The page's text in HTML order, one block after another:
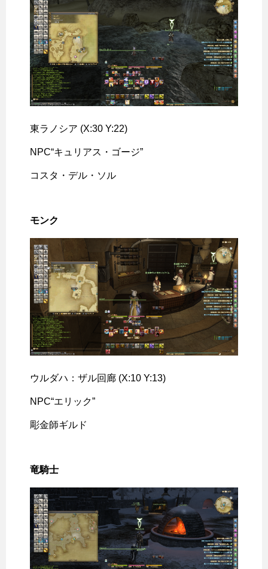
東ラノシア (X:30 Y:22)
NPC“キュリアス・ゴージ”
コスタ・デル・ソル
モンク
ウルダハ：ザル回廊 (X:10 Y:13)
NPC“エリック”
彫金師ギルド
竜騎士